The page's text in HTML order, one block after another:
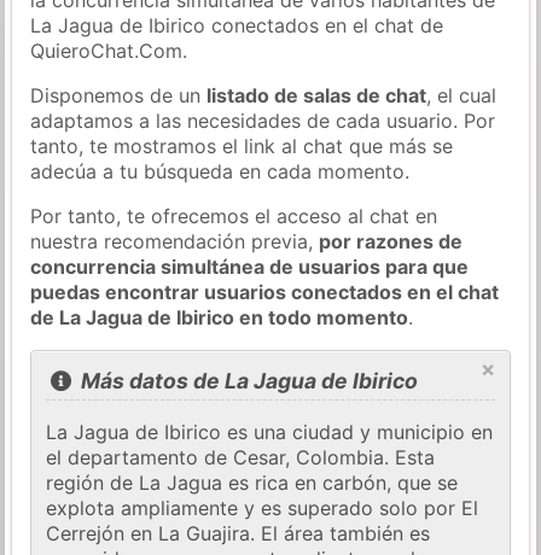
La Jagua de Ibirico conectados en el chat de
QuieroChat.Com.
Disponemos de un listado de salas de chat, el cual
adaptamos a las necesidades de cada usuario. Por
tanto, te mostramos el link al chat que más se
adecúa a tu búsqueda en cada momento.
Por tanto, te ofrecemos el acceso al chat en
nuestra recomendación previa, por razones de
concurrencia simultánea de usuarios para que
puedas encontrar usuarios conectados en el chat
de La Jagua de Ibirico en todo momento.
×
Más datos de La Jagua de Ibirico
La Jagua de Ibirico es una ciudad y municipio en
el departamento de Cesar, Colombia. Esta
región de La Jagua es rica en carbón, que se
explota ampliamente y es superado solo por El
Cerrejón en La Guajira. El área también es